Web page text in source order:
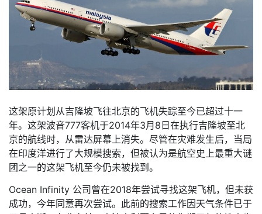
这架原计划从吉隆坡飞往北京的飞机失踪至今已超过十一
年。这架波音777客机于2014年3月8日在执行吉隆坡至北
京的航线时，从雷达屏幕上消失。尽管在灾难发生后，当局
在印度洋进行了大规模搜索，但被认为是航空史上最重大谜
团之一的这架飞机至今仍未被找到。
Ocean Infinity 公司曾在2018年尝试寻找这架飞机，但未获
成功，今年同意再次尝试。此前的搜索工作因天气条件已于